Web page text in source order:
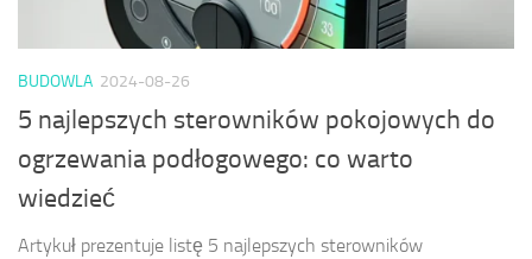
BUDOWLA 2024-08-26
5 najlepszych sterowników pokojowych do
ogrzewania podłogowego: co warto
wiedzieć
Artykuł prezentuje listę 5 najlepszych sterowników